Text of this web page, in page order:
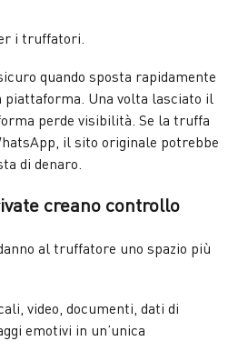
i truffatori.
quando sposta rapidamente
Una volta lasciato il
perde visibilità. Se la truffa
il sito originale potrebbe
di denaro.
creano controllo
al truffatore uno spazio più
video, documenti, dati di
emotivi in un’unica